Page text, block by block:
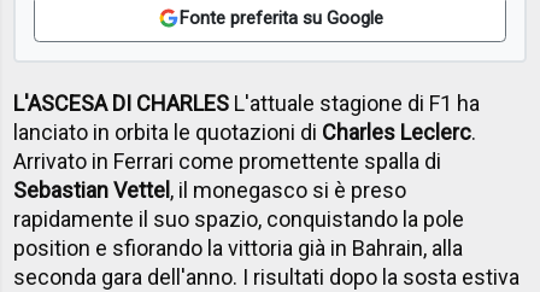
Fonte preferita su Google
L'ASCESA DI CHARLES L'attuale stagione di F1 ha
lanciato in orbita le quotazioni di Charles Leclerc.
Arrivato in Ferrari come promettente spalla di
Sebastian Vettel , il monegasco si è preso
rapidamente il suo spazio, conquistando la pole
position e sfiorando la vittoria già in Bahrain, alla
seconda gara dell'anno. I risultati dopo la sosta estiva